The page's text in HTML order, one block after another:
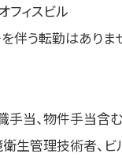
フィスビル
伴う転勤はありま
当、物件手当含む
生管理技術者、